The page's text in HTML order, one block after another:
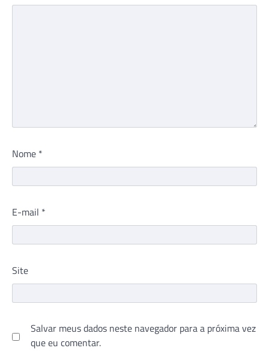
Nome *
E-mail *
Site
Salvar meus dados neste navegador para a próxima vez
que eu comentar.